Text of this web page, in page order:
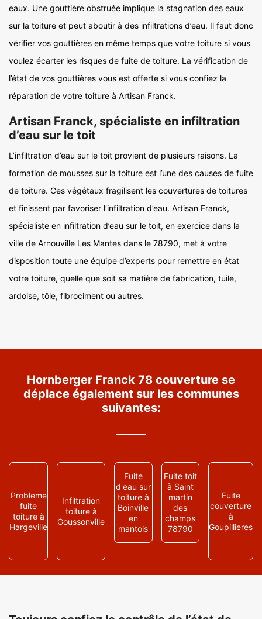
eaux. Une gouttière obstruée implique la stagnation des eaux
sur la toiture et peut aboutir à des infiltrations d’eau. Il faut donc
vérifier vos gouttières en même temps que votre toiture si vous
voulez écarter les risques de fuite de toiture. La vérification de
l’état de vos gouttières vous est offerte si vous confiez la
réparation de votre toiture à Artisan Franck.
Artisan Franck, spécialiste en infiltration
d’eau sur le toit
L’infiltration d’eau sur le toit provient de plusieurs raisons. La
formation de mousses sur la toiture est l’une des causes de fuite
de toiture. Ces végétaux fragilisent les couvertures de toitures
et finissent par favoriser l’infiltration d’eau. Artisan Franck,
spécialiste en infiltration d’eau sur le toit, en exercice dans la
ville de Arnouville Les Mantes dans le 78790, met à votre
disposition toute une équipe d’experts pour remettre en état
votre toiture, quelle que soit sa matière de fabrication, tuile,
ardoise, tôle, fibrociment ou autres.
Hornberger Franck 78 couverture se
déplace également sur les communes
suivantes:
Probleme
fuite
toiture à
Hargeville
Infiltration
toiture à
Goussonville
Fuite
d'eau sur
toiture à
Boinville
en
mantois
Fuite toit
à Saint
martin
des
champs
78790
Fuite
couverture
à
Goupillieres